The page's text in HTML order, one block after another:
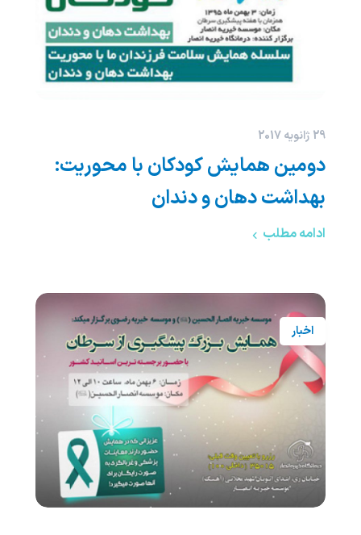
29 ژانویه 2017
دومین همایش کودکان با محوریت:
بهداشت دهان و دندان
ادامه مطلب
اخبار